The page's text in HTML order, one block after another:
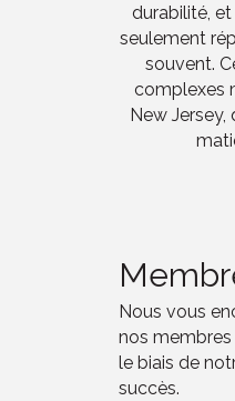
durabilité,
seulement
souvent.
complexes
New
Nous vous
nos
le biais de
succès.